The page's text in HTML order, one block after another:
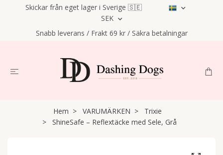
Skickar från eget lager i Sverige 🇸🇪
SEK
Snabb leverans / Frakt 69 kr / Säkra betalningar
Hem VARUMÄRKEN
Trixie
ShineSafe – Reflextäcke med Sele, Grå